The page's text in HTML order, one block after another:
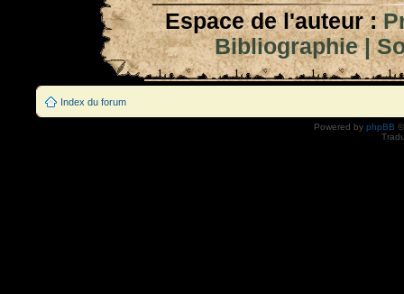
Espace de l'auteur :
Bibliographie|
Index du forum
Powered by phpBB